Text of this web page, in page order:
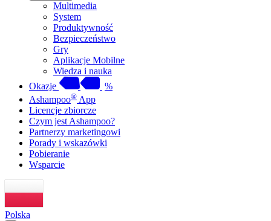
Multimedia
System
Produktywność
Bezpieczeństwo
Gry
Aplikacje Mobilne
Wiedza i nauka
Okazje
%
Ashampoo® App
Licencje zbiorcze
Czym jest Ashampoo?
Partnerzy marketingowi
Porady i wskazówki
Pobieranie
Wsparcie
Polska